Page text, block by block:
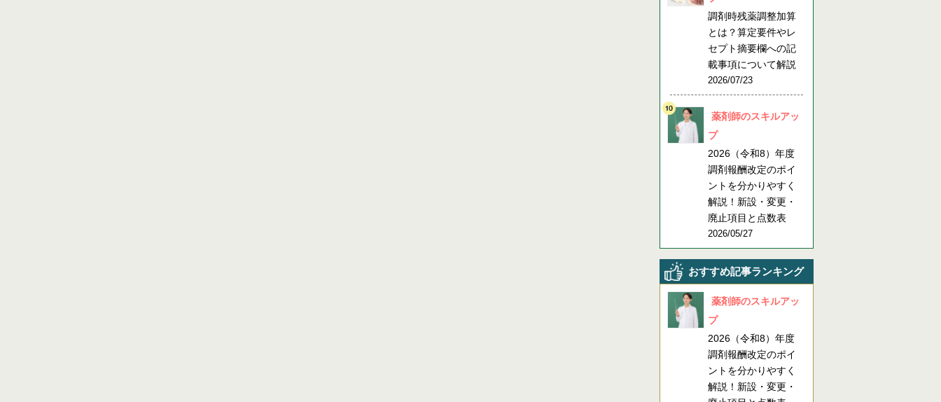
調剤時残薬調整加算
とは？算定要件やレ
セプト摘要欄への記
載事項について解説
2026/07/23
薬剤師のスキルアッ
プ
2026（令和8）年度
調剤報酬改定のポイ
ントを分かりやすく
解説！新設・変更・
廃止項目と点数表
2026/05/27
おすすめ記事ランキング
薬剤師のスキルアッ
プ
2026（令和8）年度
調剤報酬改定のポイ
ントを分かりやすく
解説！新設・変更・